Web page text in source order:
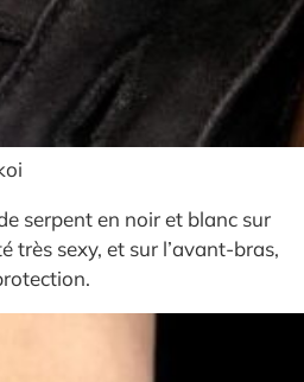
serpent en noir et blanc sur
très sexy, et sur l’avant-bras,